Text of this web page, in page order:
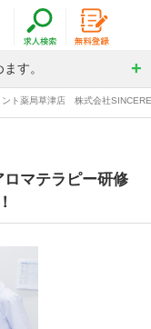
す。
ント薬局草津店 株式会社
マテラピー研修